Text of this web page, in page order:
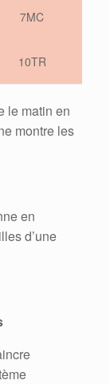
7MC
10TR
le matin en
montre les
en
d’une